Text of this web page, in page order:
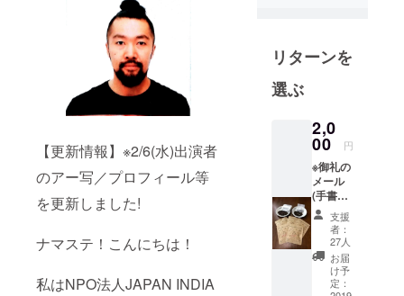
【更新情報】※2/6(水)出演者
のアー写／プロフィール等
を更新しました!
ナマステ！こんにちは！
私はNPO法人JAPAN INDIA
を始め中学
で吹奏楽部
でドラムの
に胸を打た
れそのまま
音楽の道
へ。高校で
は軽音楽同
好会でドラ
ムを担当。
椎名林檎、
リターンを
選ぶ
2,0
00 円
※御礼の
メール
(手書き
手紙を
スキャ
※ODISH
JAPAN
支援
者：
27人
お届
け予
定：